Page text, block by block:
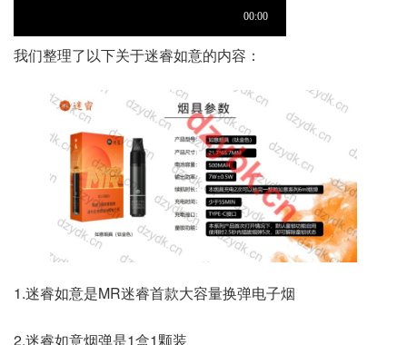
我们整理了以下关于迷睿如意的内容：
1.迷睿如意是MR迷睿首款大容量换弹电子烟
2.迷睿如意烟弹是1盒1颗装